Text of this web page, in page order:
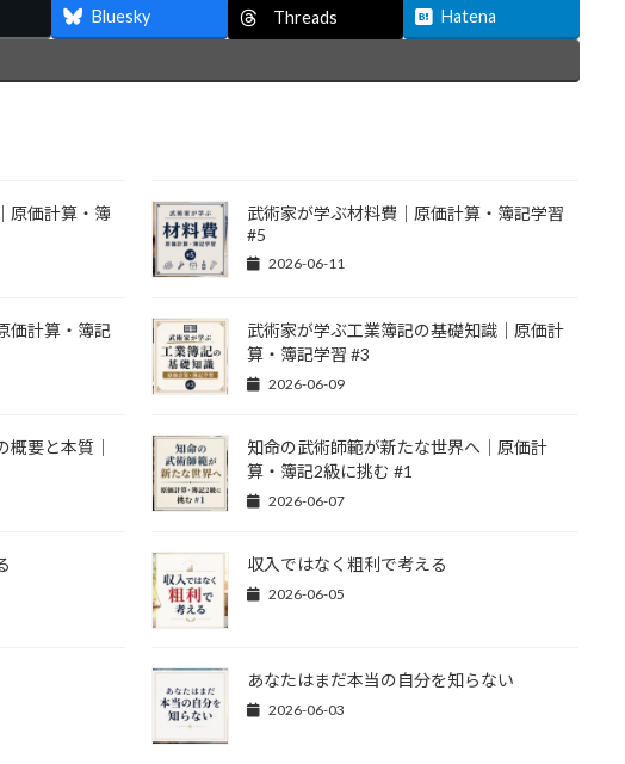
Bluesky Threads Hatena
原価計算・簿
武術家が学ぶ材料費｜原価計算・簿記学習
#5
2026-06-11
価計算・簿記
武術家が学ぶ工業簿記の基礎知識｜原価計
算・簿記学習 #3
2026-06-09
要と本質｜
知命の武術師範が新たな世界へ｜原価計
算・簿記2級に挑む #1
2026-06-07
収入ではなく粗利で考える
2026-06-05
あなたはまだ本当の自分を知らない
2026-06-03